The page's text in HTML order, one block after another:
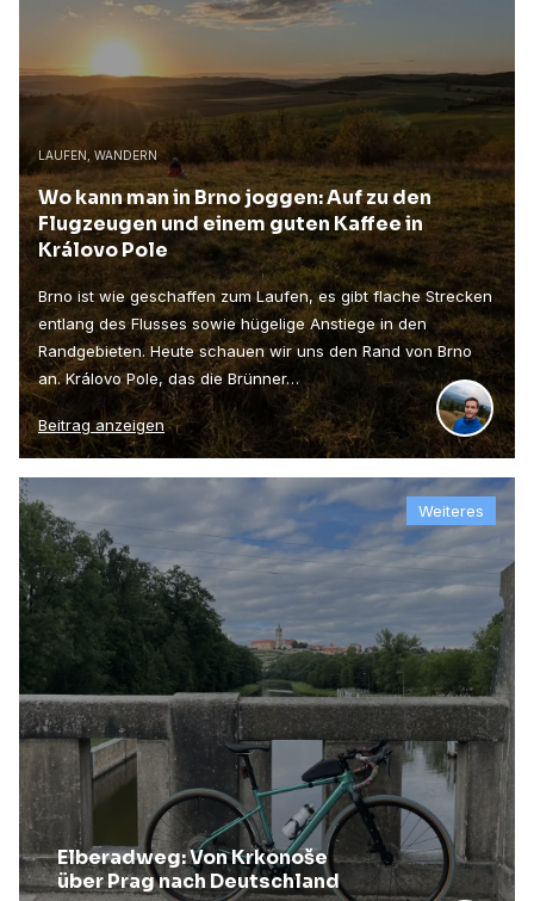
LAUFEN, WANDERN
Wo kann man in Brno joggen: Auf zu den
Flugzeugen und einem guten Kaffee in
Královo Pole
Brno ist wie geschaffen zum Laufen, es gibt flache Strecken
entlang des Flusses sowie hügelige Anstiege in den
Randgebieten. Heute schauen wir uns den Rand von Brno
an. Královo Pole, das die Brünner…
Beitrag anzeigen
Weiteres
Elberadweg: Von Krkonoše
über Prag nach Deutschland